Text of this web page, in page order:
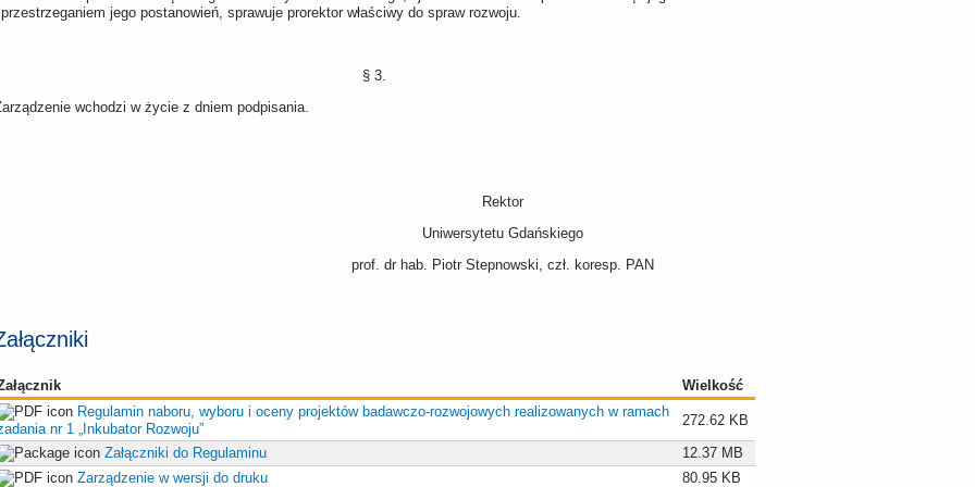
jego postanowień, sprawuje prorektor właściwy do spraw rozwoju.
§ 3.
wchodzi w życie z dniem podpisania.
Rektor
Uniwersytetu Gdańskiego
prof. dr hab. Piotr Stepnowski, czł. koresp. PAN
Wielkość
Regulamin naboru, wyboru i oceny projektów badawczo-rozwojowych realizowanych w ramach
nr 1 „Inkubator Rozwoju”
272.62 KB
Załączniki do Regulaminu
12.37 MB
Zarządzenie w wersji do druku
80.95 KB